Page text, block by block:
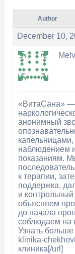
Author
December 10,
«ВитаСана» —
анонимный
наблюдением
показаниям.
к терапии,
поддержка,
и
объясняем
до начала
соблюдаем на
Узнать
klinika-
клиника[/url]